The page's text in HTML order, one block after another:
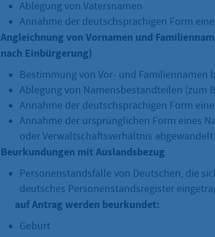
Ablegung von Vatersnamen
Annahme der deutschsprachigen Form
Angleichnung von Vornamen und
nach Einbürgerung)
Bestimmung von Vor- und Familiennamen
Ablegung von Namensbestandteilen (zum
Annahme der deutschsprachigen Form
Annahme der ursprünglichen Form eines
oder Verwaltschaftsverhältnis
Beurkundungen mit Auslandsbezug
Personenstandsfälle von Deutschen, die
deutsches Personenstandsregister
auf Antrag werden beurkundet:
Geburt